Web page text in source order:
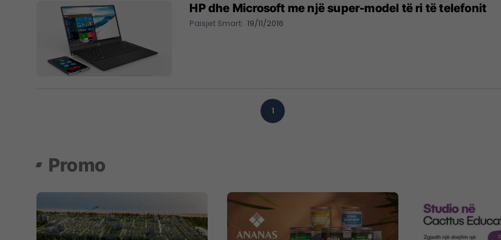
HP dhe Microsoft me një super-model të ri të telefonit
Paisjet Smart 19/11/2016
1
Promo